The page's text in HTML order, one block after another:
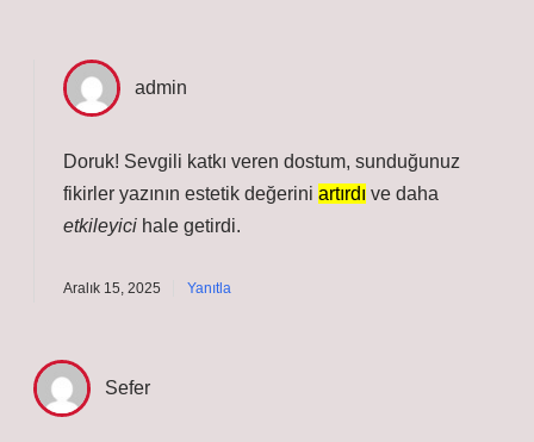
admin
Doruk! Sevgili katkı veren dostum, sunduğunuz
fikirler yazının estetik değerini artırdı ve daha
etkileyici hale getirdi.
Aralık 15, 2025 Yanıtla
Sefer